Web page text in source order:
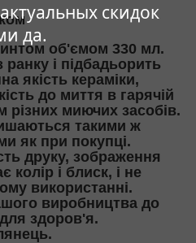
скидок
да.
об'ємом 330 мл.
ранку і підбадьорить
якість кераміки,
до миття в гарячій
різних миючих засобів.
такими ж
як при покупці.
друку, зображення
колір і блиск, і не
використанні.
виробництва до
для здоров'я.